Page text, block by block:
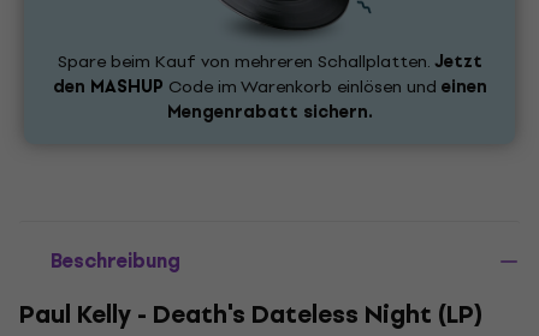
Spare beim Kauf von mehreren Schallplatten.Jetzt
den MASHUP Code im Warenkorb einlösen und einen
Mengenrabatt sichern.
Beschreibung
Paul Kelly - Death's Dateless Night (LP)